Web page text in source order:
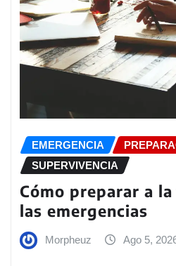
EMERGENCIA
SUPERVIVENCIA
Cómo preparar a
las emergencias
Morpheuz Ago 5,